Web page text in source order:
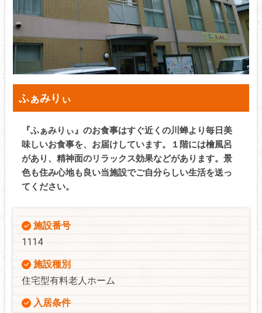
ふぁみりぃ
『ふぁみりぃ』のお食事はすぐ近くの川蝉より毎日美
味しいお食事を、お届けしています。１階には檜風呂
があり、精神面のリラックス効果などがあります。景
色も住み心地も良い当施設でご自分らしい生活を送っ
てください。
施設番号
1114
施設種別
住宅型有料老人ホーム
入居条件